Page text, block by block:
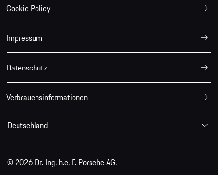
Cookie Policy
Impressum
Datenschutz
Verbrauchsinformationen
Deutschland
© 2026 Dr. Ing. h.c. F. Porsche AG.